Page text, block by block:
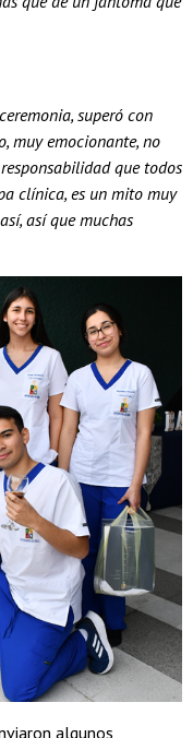
superó con
muy emocionante, no
que todos
clínica, es un mito muy
así que muchas
algunos